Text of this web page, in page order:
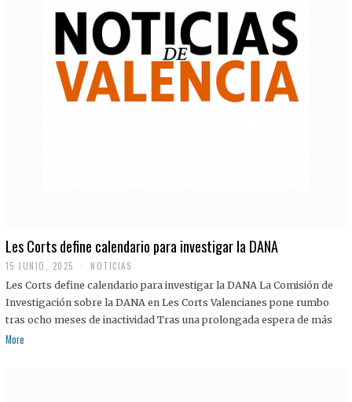
Les Corts define calendario para investigar la DANA
15 JUNIO, 2025 NOTICIAS
Les Corts define calendario para investigar la DANA La Comisión de
Investigación sobre la DANA en Les Corts Valencianes pone rumbo
tras ocho meses de inactividad Tras una prolongada espera de más
More